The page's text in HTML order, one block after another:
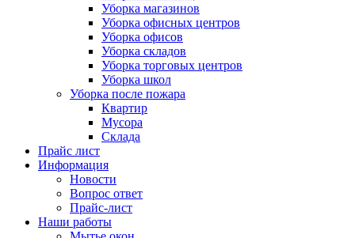
Уборка магазинов
Уборка офисных центров
Уборка офисов
Уборка складов
Уборка торговых центров
Уборка школ
Уборка после пожара
Квартир
Мусора
Склада
Прайс лист
Информация
Новости
Вопрос ответ
Прайс-лист
Наши работы